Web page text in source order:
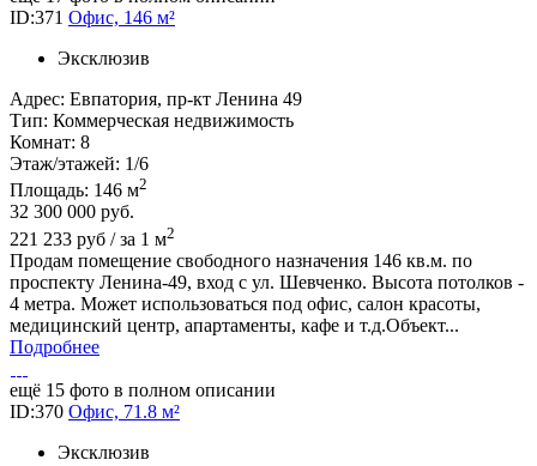
ID:371 Офис, 146 м²
Эксклюзив
Адрес: Евпатория, пр-кт Ленина 49
Тип: Коммерческая недвижимость
Комнат: 8
Этаж/этажей: 1/6
Площадь: 146 м2
32 300 000 руб.
221 233 руб / за 1 м2
Продам помещение свободного назначения 146 кв.м. по
проспекту Ленина-49, вход с ул. Шевченко. Высота потолков -
4 метра. Может использоваться под офис, салон красоты,
медицинский центр, апартаменты, кафе и т.д.Объект...
Подробнее
ещё 15 фото в полном описании
ID:370 Офис, 71.8 м²
Эксклюзив